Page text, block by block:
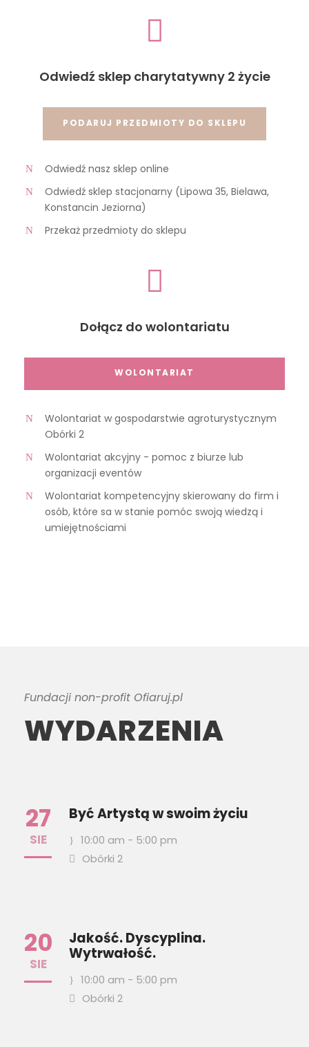
Odwiedź sklep charytatywny 2 życie
PODARUJ PRZEDMIOTY DO SKLEPU
Odwiedź nasz sklep online
Odwiedź sklep stacjonarny (Lipowa 35, Bielawa,
Konstancin Jeziorna)
Przekaż przedmioty do sklepu
Dołącz do wolontariatu
WOLONTARIAT
Wolontariat w gospodarstwie agroturystycznym
Obórki 2
Wolontariat akcyjny - pomoc z biurze lub
organizacji eventów
Wolontariat kompetencyjny skierowany do firm i
osób, które sa w stanie pomóc swoją wiedzą i
umiejętnościami
Fundacji non-profit Ofiaruj.pl
WYDARZENIA
27
SIE
Być Artystą w swoim życiu
10:00 am - 5:00 pm
Obórki 2
20
SIE
Jakość. Dyscyplina.
Wytrwałość.
10:00 am - 5:00 pm
Obórki 2